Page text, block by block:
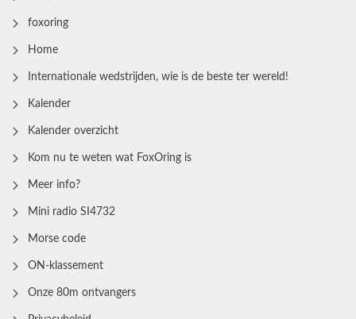
foxoring
Home
Internationale wedstrijden, wie is de beste ter wereld!
Kalender
Kalender overzicht
Kom nu te weten wat FoxOring is
Meer info?
Mini radio SI4732
Morse code
ON-klassement
Onze 80m ontvangers